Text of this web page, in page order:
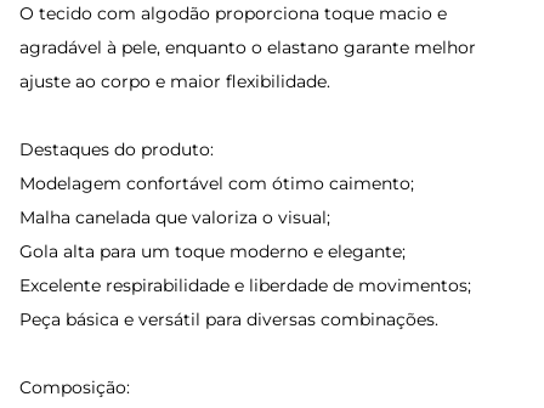
O tecido com algodão proporciona toque macio e
agradável à pele, enquanto o elastano garante melhor
ajuste ao corpo e maior flexibilidade.
Destaques do produto:
Modelagem confortável com ótimo caimento;
Malha canelada que valoriza o visual;
Gola alta para um toque moderno e elegante;
Excelente respirabilidade e liberdade de movimentos;
Peça básica e versátil para diversas combinações.
Composição: